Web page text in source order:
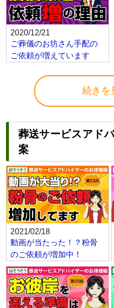
2020/12/21
ご葬儀のお坊さん手配の
ご依頼が増えています
続きを
葬送サービスアド
案
2021/02/18
動画が当たった！？粉骨
のご依頼が増加中！